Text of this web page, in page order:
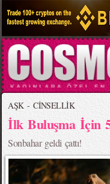
AŞK - CİNSELLİK
İlk Buluşma İçin
Sonbahar geldi çattı!